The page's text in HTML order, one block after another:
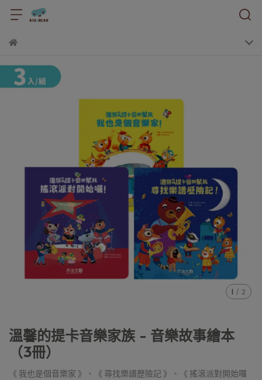
1 / 2
溫馨的提卡音樂家族 - 音樂故事繪本
（3冊）
《 我也是個音樂家 》、《 尋找樂譜歷險記 》、《 搖滾派對開始囉